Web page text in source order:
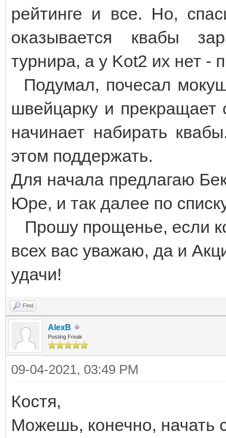
рейтинге и все. Но,
оказывается квабы
турнира, а у Kot2 их нет -
Подумал, почесал
швейцарку и прекращает
начинает набирать
этом поддержать.
Для начала предлагаю
Юре, и так далее по
Прошу прощенье, если
всех вас уважаю, да и
удачи!
Find
AlexB
Posting Freak
09-04-2021, 03:49 PM
Костя,
Можешь, конечно, начать